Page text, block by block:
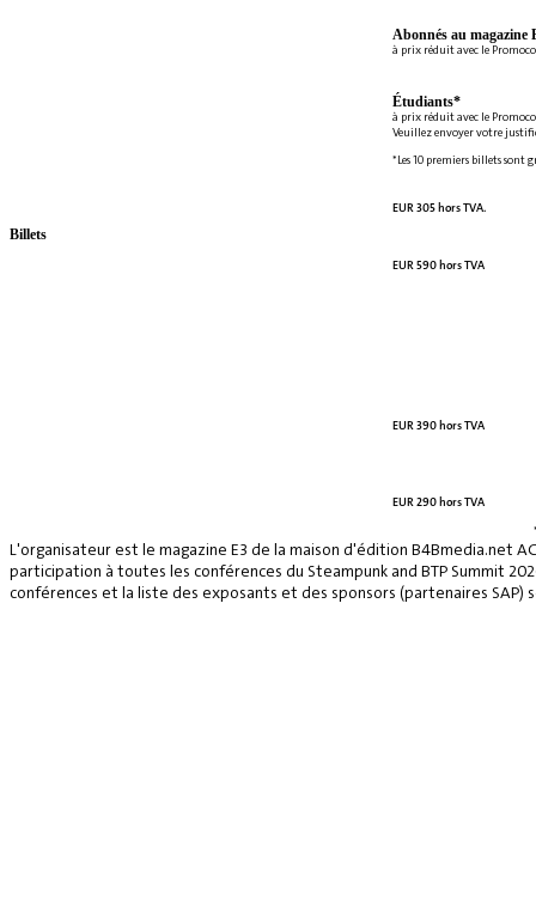
Abonnés au magazine
à prix réduit avec le
Étudiants*
à prix réduit avec le
Veuillez envoyer votre
*Les 10 premiers billets sont
EUR 305 hors TVA.
EUR 590 hors TVA
EUR 390 hors TVA
EUR 290 hors TVA
Billets
L'organisateur est le magazine E3 de la maison d'édition B4Bmedia.net
participation à toutes les conférences du Steampunk and BTP Summit
conférences et la liste des exposants et des sponsors (partenaires